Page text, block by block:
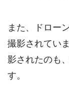
また、ドロー
撮影されてい
影されたのも
す。